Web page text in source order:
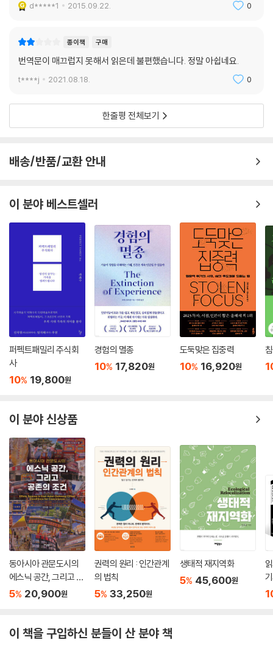
협력할 수 있는가에 대한 많은 단서들을 제공해 줄 수 있을 것으로 생각한
히 ethnic, ethnicity, multiethnic 개념인데 통상 한국 학계의 일부에서
감각과 잘 부합하지 않는다는 느낌이 들어,ethnic을 ‘인종문화적’으로 번
역하였다. 이와 병행하여 race는 단순히 ‘인종’으로 번역하였다. 그리고 gr
생각이 들지만, ‘집단차별적 권리’로 통일하였다. 한편 the larger societ
y는 ‘보다 큰 전체사회’ 또는 ‘보다 광범위한 전체사회’로 번역하였다. 그리
지만‘사회고유문화’로 번역하였다. homeland는 맥락에 따라 ‘모국’ 또는
‘생활터전’ 등으로 번역하였다. membership은 문맥에 따라 소속감, 귀
이 까다로운 용어들은 문맥에 따라 다소 변형하여 번역하였다. 예를 들어,
commitment는 때로는 공약, 신념, 지지 등으로 맥락에 따라 번역하였
다. 이 책의 번역에 참가한 사람은 책임번역자인 본인과 함께, 나의 연구실
에서 함께 공부하였던 황민혁, 송경호, 변영환이다. 책임번역자는 번역해
당저서의 감사의 글, 그리고 1, 2, 3 장과 함께 10장 결론을 번역하였다. 그
리고 황민혁은 4, 5장을 번역하였다. 그리고 변영환은 6, 7장을 번역하였
다. 송경호는 8, 9장을 번역하였다. 특히 책임번역자는 황민혁, 변영환, 송
경호가 번역한 4, 5, 6, 7, 8, 9장을 문장 및 각주 하나하나를 대조하여 검
토하면서 해당 번역자들과 일부 상의하여 용어와 문맥을 가다듬어 수정하
였다. 그리고 난 후 다시, 책임번역자가 번역한 1, 2, 3 장 및 10장 결론을
같은 방법으로 다시 검토하여 수정하였다. 이러한 번역의 과정은 2009년
8월 경에 시작되었으며, 2010년 1월과 2월에 집중적으로 작업이 진행되
어 초고번역은 2010년 3월 11일에 일단 마무리 되었다. 이러한 1차 번역과
정을 거쳐 2차적으로 3월 11~25일간 책임번역자가 번역의 일관성을 유
인쇄된 교정원고를 7월 19~21일간 다시 한번 전체적으로 검토 . 수정하였
지 문장 하나하나를 검토한 원고를 토대로 하여, 책임번역자와 함께 상의
하여 8월말에 수정하여 마무리하였다.공동번역자인 황민혁은 현재 연세
대 대학원 정치학과 석사를 졸업하고, 연세대 국가관리연구원에서 연구보
조원으로 일하고 있다. 그리고 송경호는 연세대 대학원 정치학과 석사를
거쳐 박사과정 중, 군관계로 휴학을 하여 현재 공군장교로 국가에 봉사하
고 있다. 변영환은 연세대 대학원 정치학과 석사과정을 거쳐 박사과정 중
미국유학을 떠나 현재 City University of New York의 정치학과 박사
과정에서 공부 중이다. 많은 시간과 노력에도 불구하고, 이 책의 번역에 여
전히 오역과 불분명한 점, 부족하고 미진한 번역들이 많으리라 생각한다.
해당 분야의 전문가는 물론 독자 제현의 관대한 이해를 부탁한다. 그리고
이 책이 전문가는 물론 대학생 및 대학원생 그리고 일반인들에게도 널리
이 될 수 있었으면 한다.
d*****1 2015.09.22. 0
종이책 구매
번역문이 매끄럽지 못해서 읽은데 불편했습니다. 정말 아쉽네요.
t****j 2021.08.18. 0
한줄평 전체보기
배송/반품/교환 안내
이 분야 베스트셀러
퍼펙트패밀리 주식회
사
10% 19,800원
경험의 멸종
10% 17,820원
도둑맞은 집중력
10% 16,920원
이 분야 신상품
동아시아 관문도시의
에스닉 공간, 그리고 공
존의 조건
5% 20,900원
권력의 원리 : 인간관계
의 법칙
5% 33,250원
생태적 재지역화
5% 45,600원
이 책을 구입하신 분들이 산 분야 책